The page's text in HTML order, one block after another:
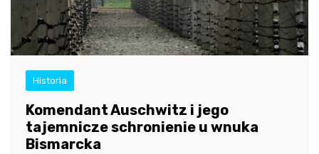
Historia
Komendant Auschwitz i jego
tajemnicze schronienie u wnuka
Bismarcka